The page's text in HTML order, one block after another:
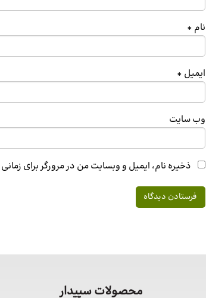
نام *
ایمیل *
وب‌ سایت
ذخیره نام، ایمیل و وبسایت من در مرورگر برای
محصولات سپیدار